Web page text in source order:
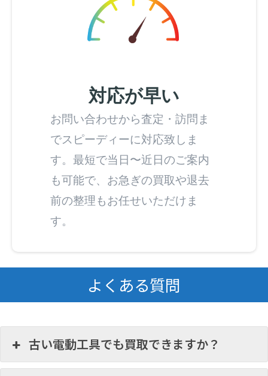
対応が早い
お問い合わせから査定・訪問ま
でスピーディーに対応致しま
す。最短で当日〜近日のご案内
も可能で、お急ぎの買取や退去
前の整理もお任せいただけま
す。
よくある質問
古い電動工具でも買取できますか？